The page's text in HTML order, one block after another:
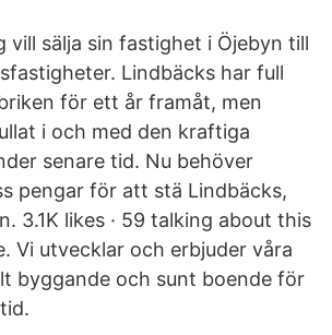
vill sälja sin fastighet i Öjebyn till
Lindbäcks har full
för ett år framåt, men
i och med den kraftiga
senare tid. Nu behöver
pengar för att stä Lindbäcks,
3.1K likes · 59 talking about this
Vi utvecklar och erbjuder våra
byggande och sunt boende för